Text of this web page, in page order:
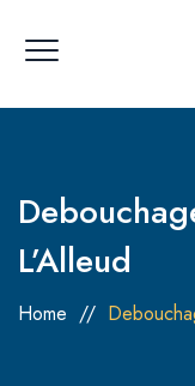
L’Alleud
Home //